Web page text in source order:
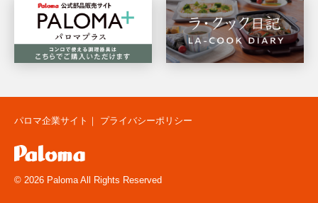
パロマ企業サイト ｜ プライバシーポリシー
© 2026 Paloma All Rights Reserved